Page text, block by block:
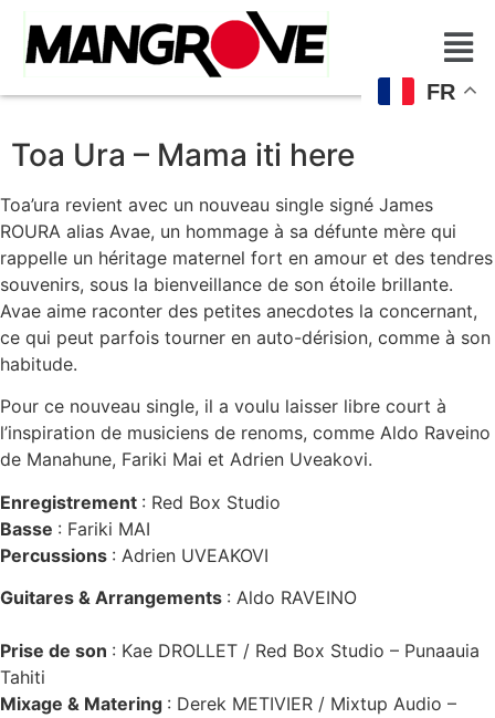
Toa Ura – Mama iti here
Toa’ura revient avec un nouveau single signé James
ROURA alias Avae, un hommage à sa défunte mère qui
rappelle un héritage maternel fort en amour et des tendres
souvenirs, sous la bienveillance de son étoile brillante.
Avae aime raconter des petites anecdotes la concernant,
ce qui peut parfois tourner en auto-dérision, comme à son
habitude.
Pour ce nouveau single, il a voulu laisser libre court à
l’inspiration de musiciens de renoms, comme Aldo Raveino
de Manahune, Fariki Mai et Adrien Uveakovi.
Enregistrement : Red Box Studio
Basse : Fariki MAI
Percussions : Adrien UVEAKOVI
Guitares & Arrangements : Aldo RAVEINO
Prise de son : Kae DROLLET / Red Box Studio – Punaauia
Tahiti
Mixage & Matering : Derek METIVIER / Mixtup Audio –
FR